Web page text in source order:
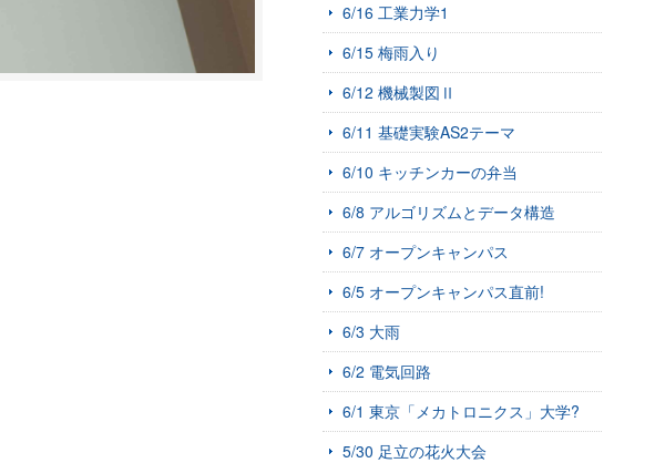
6/16 工業力学1
6/15 梅雨入り
6/12 機械製図Ⅱ
6/11 基礎実験AS2テーマ
6/10 キッチンカーの弁当
6/8 アルゴリズムとデータ構造
6/7 オープンキャンパス
6/5 オープンキャンパス直前!
6/3 大雨
6/2 電気回路
6/1 東京「メカトロニクス」大学?
5/30 足立の花火大会